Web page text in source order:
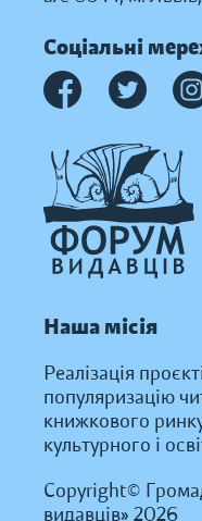
Соціальні
Наша місія
Реалізація
популяризацію
книжкового
культурного і
Copyright©
видавців» 2026